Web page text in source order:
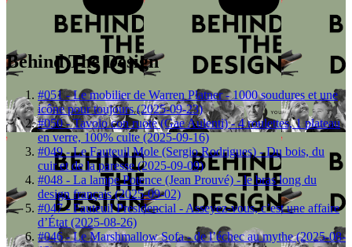
Behind The Design
#051 - Le mobilier de Warren Platner - 1000 soudures et une
icône pour toujours (2025-09-23)
#050 - Tavolo con ruote (Gae Aulenti) - 4 roulettes, 1 plateau
en verre, 100% culte (2025-09-16)
#049 - Le Fauteuil Mole (Sergio Rodrigues) - Du bois, du
cuir et de la paresse (2025-09-09)
#048 - La lampe Potence (Jean Prouvé) - le bras long du
design français (2025-09-02)
#047 - Fauteuil Presidencial - Asseyez-vous, c’est une affaire
d’État (2025-08-26)
#046 - Le Marshmallow Sofa - de l’échec au mythe (2025-08-